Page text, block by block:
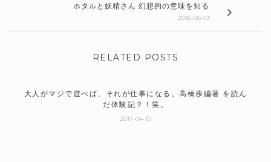
ホタルと妖精さん 幻想的の意味を知る
2016-06-19
RELATED POSTS
大人がマジで遊べば、それが仕事になる。高橋歩編著 を読ん
だ体験記？！笑。
2017-04-10